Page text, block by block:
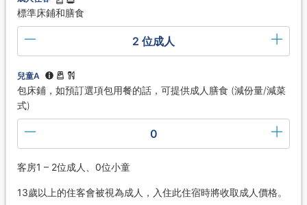
標準床鋪和膳食
2 位成人
兒童A
包床鋪，如預訂選項包用餐的話，可提供成人膳食 (減份量/減菜
式)
0
客房1 – 2位成人、0位小童
13歲以上的住客會被視為成人，入住此住宿時將收取成人價格。